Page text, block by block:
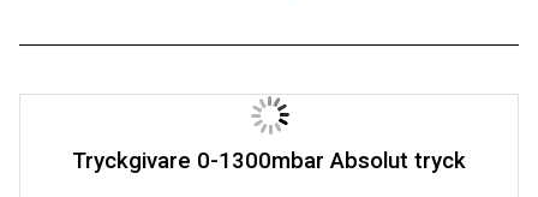
Tryckgivare 0-1300mbar Absolut tryck